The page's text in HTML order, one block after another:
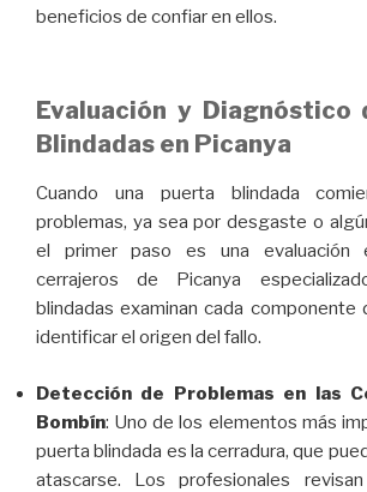
beneficios de confiar en ellos.
Evaluación y Diagnóstico
Blindadas en Picanya
Cuando una puerta blindada
problemas, ya sea por desgaste o
el primer paso es una evaluación
cerrajeros de Picanya
blindadas examinan cada componente
identificar el origen del fallo.
Detección de Problemas en las
Bombín: Uno de los elementos más
puerta blindada es la cerradura, que
atascarse. Los profesionales